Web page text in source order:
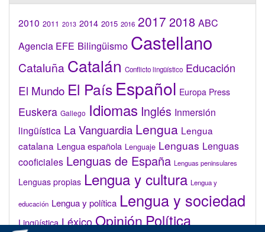
2010 2011 2013 2014 2015 2016 2017 2018 ABC
Agencia EFE Bilingüismo Castellano
Cataluña Catalán Conflicto lingüístico Educación
El Mundo El País Español Europa Press
Euskera Gallego Idiomas Inglés Inmersión
lingüística La Vanguardia Lengua Lengua
catalana Lengua española Lenguaje Lenguas Lenguas
cooficiales Lenguas de España Lenguas peninsulares
Lenguas propias Lengua y cultura Lengua y
educación Lengua y política Lengua y sociedad
Lingüística LéxicoOpiniónPolítica